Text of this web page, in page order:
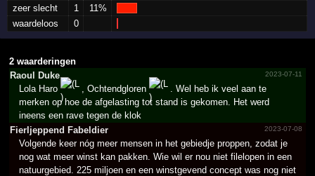
zeer slecht
1
11%
waardeloos
0
2 waarderingen
Raoul Duke
2023-07-11
Lola Haro , Ochtendgloren
. Wel heb ik veel aan te
merken op hoe de afgelasting tot stand is gekomen. Het werd
ineens een rave tegen de klok
Fierlj­eppend Fabeldier
2023-07-08
Volgende keer nóg meer mensen in het gebiedje proppen, zodat je
nog wat meer winst kan pakken. Wie wil er nou niet filelopen in een
natuurgebied. 225 miljoen en een winstgevend concept was nog niet